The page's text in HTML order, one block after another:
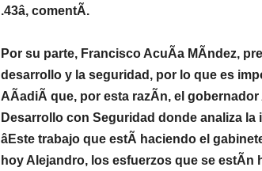
.43â, comentÃ.
Por su parte, Francisco AcuÃa MÃndez,
desarrollo y la seguridad, por lo que es
AÃadiÃ que, por esta razÃn, el
Desarrollo con Seguridad donde analiza
âEste trabajo que estÃ haciendo el
hoy Alejandro, los esfuerzos que se